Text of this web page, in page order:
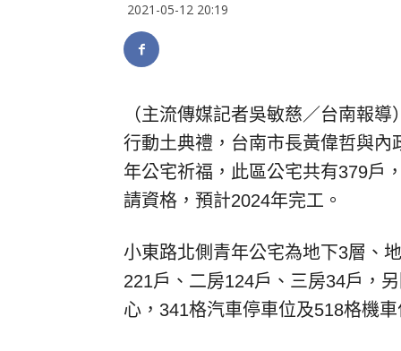
2021-05-12 20:19
（主流傳媒記者吳敏慈／台南報
行動土典禮，台南市長黃偉哲與
年公宅祈福，此區公宅共有379戶
請資格，預計2024年完工。
小東路北側青年公宅為地下3層、
221戶、二房124戶、三房34戶，
心，341格汽車停車位及518格機